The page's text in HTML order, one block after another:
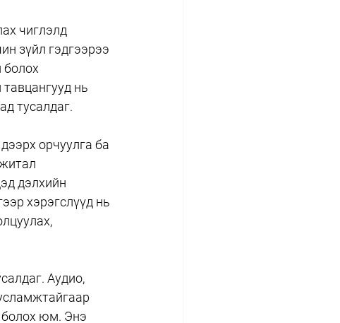
чиглэлд
зүйл гэдгээрээ
болох
нь
тусалдаг.
орчуулга ба
дэлхийн
хэрэгслүүд нь
Аудио,
болох юм. Энэ